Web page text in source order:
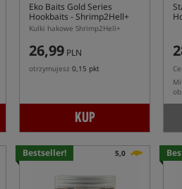
Eko Baits Gold Series
Hookbaits - Shrimp2Hell+
Kulki hakowe Shrimp2Hell+
26,99 PLN
otrzymujesz 0,15 pkt
KUP
Bestseller! 5,0